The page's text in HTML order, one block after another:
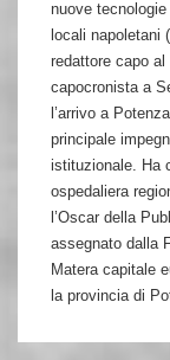
nuove
locali napoletani
redattore capo
capocronista a
l’arrivo a
principale
istituzionale. Ha
ospedaliera
l’Oscar della
assegnato dalla
Matera capitale
la provincia di